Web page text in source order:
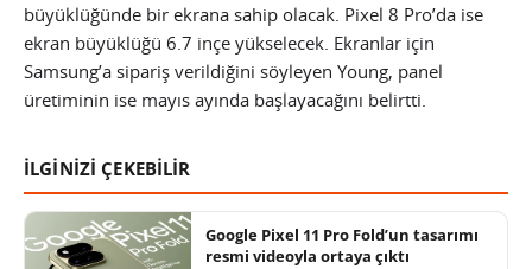
büyüklüğünde bir ekrana sahip olacak. Pixel 8 Pro’da ise
ekran büyüklüğü 6.7 inçe yükselecek. Ekranlar için
Samsung’a sipariş verildiğini söyleyen Young, panel
üretiminin ise mayıs ayında başlayacağını belirtti.
İLGİNİZİ ÇEKEBİLİR
Google Pixel 11 Pro Fold’un tasarımı
resmi videoyla ortaya çıktı